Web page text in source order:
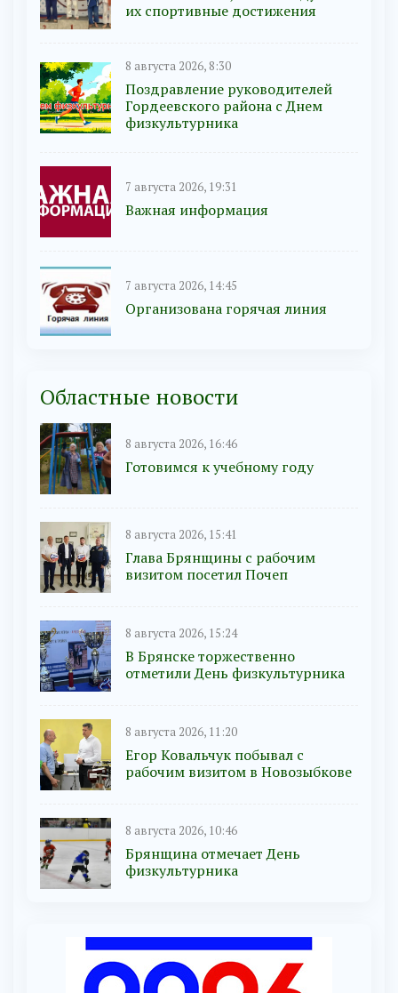
их спортивные достижения
8 августа 2026, 8:30
Поздравление руководителей
Гордеевского района с Днем
физкультурника
7 августа 2026, 19:31
Важная информация
7 августа 2026, 14:45
Организована горячая линия
Областные новости
8 августа 2026, 16:46
Готовимся к учебному году
8 августа 2026, 15:41
Глава Брянщины с рабочим
визитом посетил Почеп
8 августа 2026, 15:24
В Брянске торжественно
отметили День физкультурника
8 августа 2026, 11:20
Егор Ковальчук побывал с
рабочим визитом в Новозыбкове
8 августа 2026, 10:46
Брянщина отмечает День
физкультурника